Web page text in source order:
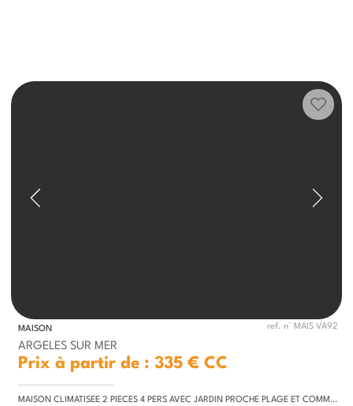
MAISON ref. n° MAIS VA92
ARGELES SUR MER
Prix à partir de : 335 € CC
MAISON CLIMATISEE 2 PIECES 4 PERS AVEC JARDIN PROCHE PLAGE ET COMMERCES